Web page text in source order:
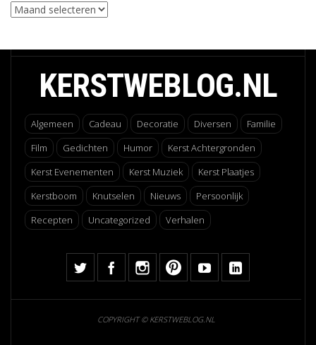
Archieven
KERSTWEBLOG.NL
Algemeen Cadeau Decoratie Diversen
Familie
Film
Gedichten Humor
Kerst Achtergronden
Kerst Evenementen
Kerst Muziek
Kerst Plaatjes
Kerstboom
Knutselen Nieuws
Persoonlijk
Recepten
Uncategorized Verhalen
COPYRIGHT © KERSTWEBLOG.NL